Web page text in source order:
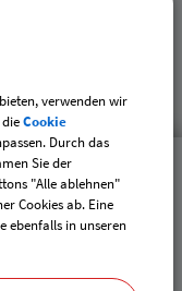
verwenden wir
Cookie
Durch das
Sie der
"Alle ablehnen"
Cookies ab. Eine
ebenfalls in unseren